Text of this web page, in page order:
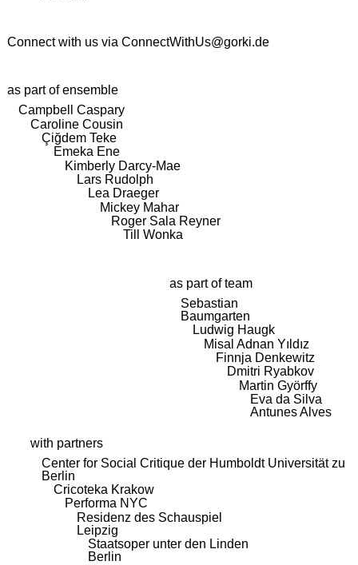
Connect with us via ConnectWithUs@gorki.de
as part of ensemble
Campbell Caspary
Caroline Cousin
Çiğdem Teke
Emeka Ene
Kimberly Darcy-Mae
Lars Rudolph
Lea Draeger
Mickey Mahar
Roger Sala Reyner
Till Wonka
as part of team
Sebastian
Baumgarten
Ludwig Haugk
Misal Adnan Yıldız
Finnja Denkewitz
Dmitri Ryabkov
Martin Györffy
Eva da Silva
Antunes Alves
with partners
Center for Social Critique der Humboldt Universität zu
Berlin
Cricoteka Krakow
Performa NYC
Residenz des Schauspiel
Leipzig
Staatsoper unter den Linden
Berlin